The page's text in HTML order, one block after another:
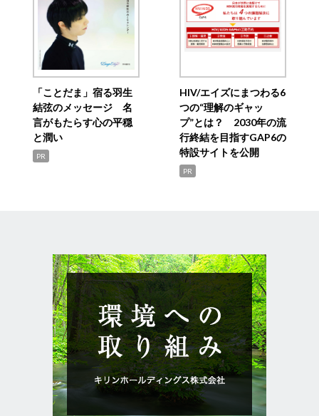
「ことだま」宿る羽生
結弦のメッセージ 名
言がもたらす心の平穏
と潤い
PR
HIV/エイズにまつわる6
つの“理解のギャッ
プ”とは？ 2030年の流
行終結を目指すGAP6の
特設サイトを公開
PR